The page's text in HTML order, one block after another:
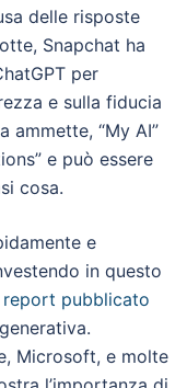
delle risposte
Snapchat ha
per
e sulla fiducia
ammette, “My AI”
e può essere
cosa.
e
in questo
report pubblicato
Microsoft, e molte